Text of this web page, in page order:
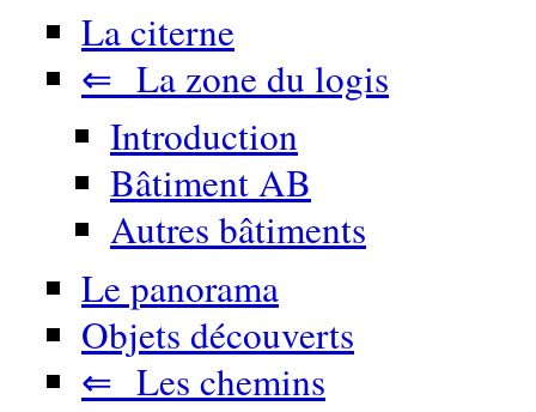
La citerne
⇐ La zone du logis
Introduction
Bâtiment AB
Autres bâtiments
Le panorama
Objets découverts
⇐ Les chemins